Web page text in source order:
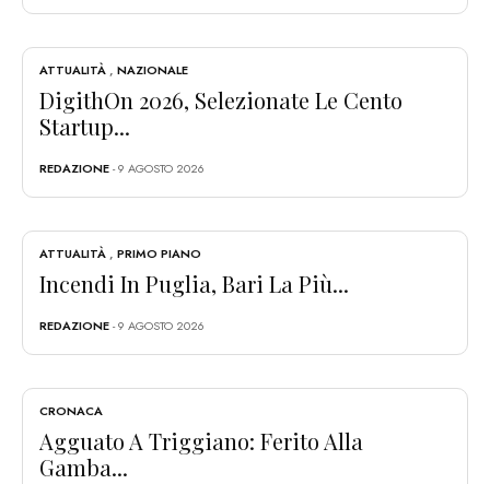
ATTUALITÀ , NAZIONALE
DigithOn 2026, Selezionate Le Cento
Startup...
REDAZIONE- 9 AGOSTO 2026
ATTUALITÀ , PRIMO PIANO
Incendi In Puglia, Bari La Più...
REDAZIONE- 9 AGOSTO 2026
CRONACA
Agguato A Triggiano: Ferito Alla
Gamba...